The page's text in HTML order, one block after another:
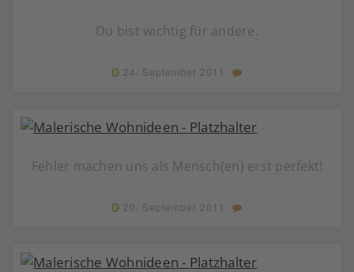
Du bist wichtig für andere.
24. September 2011
Fehler machen uns als Mensch(en) erst perfekt!
20. September 2011